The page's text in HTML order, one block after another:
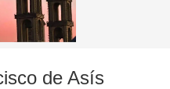
de Asís